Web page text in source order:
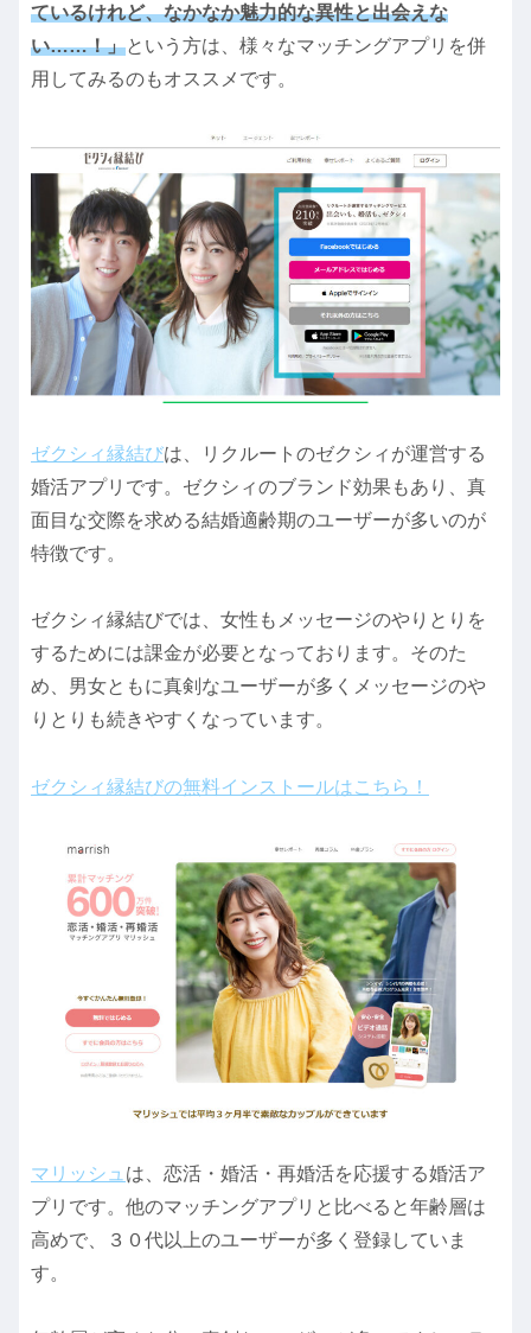
ているけれど、なかなか魅力的な異性と出会えな
い……！」という方は、様々なマッチングアプリを併
用してみるのもオススメです。
ゼクシィ縁結びは、リクルートのゼクシィが運営する
婚活アプリです。ゼクシィのブランド効果もあり、真
面目な交際を求める結婚適齢期のユーザーが多いのが
特徴です。
ゼクシィ縁結びでは、女性もメッセージのやりとりを
するためには課金が必要となっております。そのた
め、男女ともに真剣なユーザーが多くメッセージのや
りとりも続きやすくなっています。
ゼクシィ縁結びの無料インストールはこちら！
マリッシュ は、恋活・婚活・再婚活を応援する婚活ア
プリです。他のマッチングアプリと比べると年齢層は
高めで、３０代以上のユーザーが多く登録していま
す。